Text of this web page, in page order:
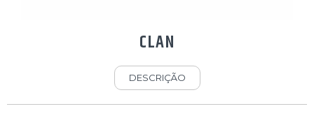
CLAN
DESCRIÇÃO